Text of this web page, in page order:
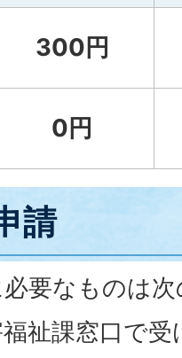
300円
0円
請
要なものは
祉課窓口で